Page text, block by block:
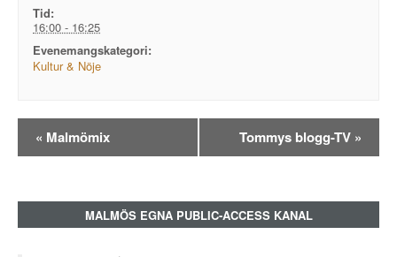
Tid:
16:00 - 16:25
Evenemangskategori:
Kultur & Nöje
Evenemangsnavigation
« Malmömix Tommys blogg-TV »
MALMÖS EGNA PUBLIC-ACCESS KANAL